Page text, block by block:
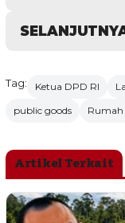
Tag: Ketua DPD RI
public goods
Rumah
Artikel Terkait